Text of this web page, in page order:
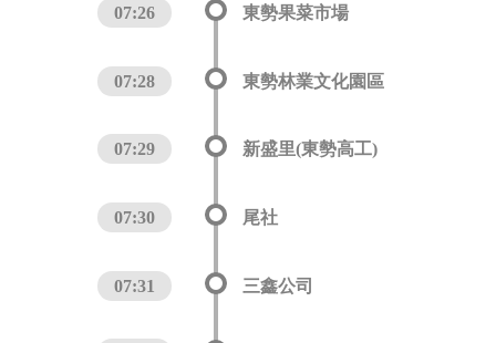
07:26 東勢果菜市場
07:28 東勢林業文化園區
07:29 新盛里(東勢高工)
07:30 尾社
07:31 三鑫公司